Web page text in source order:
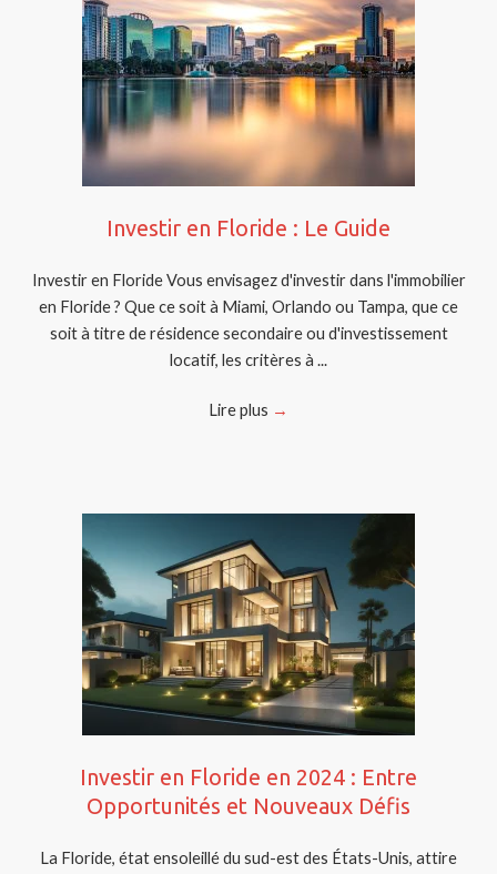
Investir en Floride : Le Guide
Investir en Floride Vous envisagez d'investir dans l'immobilier
en Floride ? Que ce soit à Miami, Orlando ou Tampa, que ce
soit à titre de résidence secondaire ou d'investissement
locatif, les critères à ...
Lire plus →
Investir en Floride en 2024 : Entre
Opportunités et Nouveaux Défis
La Floride, état ensoleillé du sud-est des États-Unis, attire